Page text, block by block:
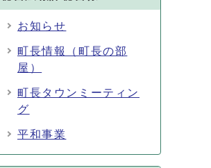
お知らせ
町長情報（町長の部
屋）
町長タウンミーティン
グ
平和事業